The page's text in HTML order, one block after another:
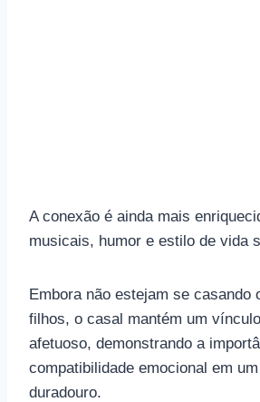
A conexão é ainda mais
musicais, humor e estilo de vida
Embora não estejam se casando
filhos, o casal mantém um
afetuoso, demonstrando a
compatibilidade emocional em
duradouro.